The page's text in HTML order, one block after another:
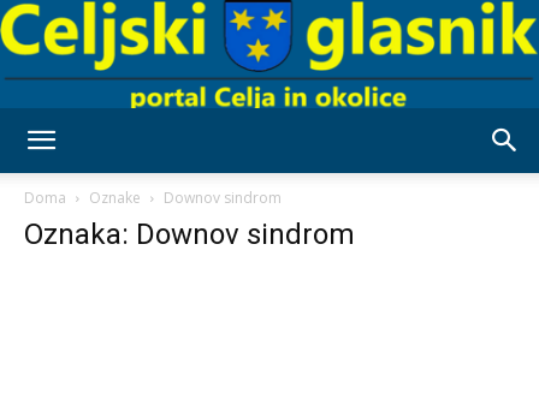
Doma Oznake Downov sindrom
Oznaka: Downov sindrom